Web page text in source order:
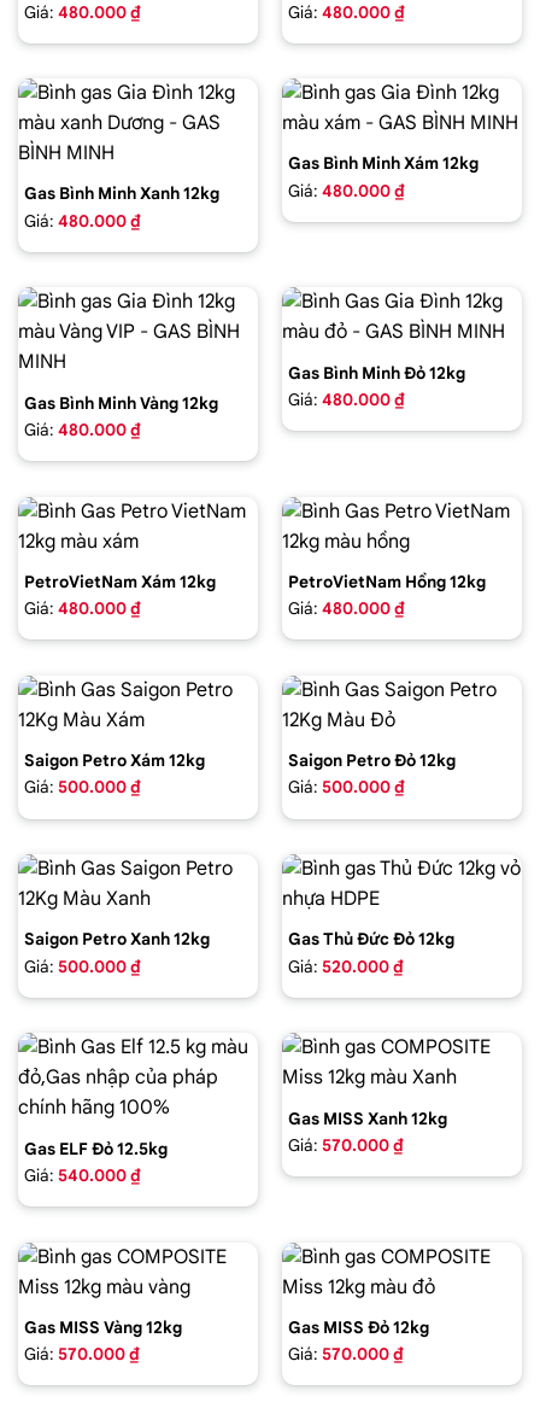
Giá: 480.000 ₫
Giá: 480.000 ₫
Gas Bình Minh Xanh 12kg
Giá: 480.000 ₫
Gas Bình Minh Xám 12kg
Giá: 480.000 ₫
Gas Bình Minh Vàng 12kg
Giá: 480.000 ₫
Gas Bình Minh Đỏ 12kg
Giá: 480.000 ₫
PetroVietNam Xám 12kg
Giá: 480.000 ₫
PetroVietNam Hồng 12kg
Giá: 480.000 ₫
Saigon Petro Xám 12kg
Giá: 500.000 ₫
Saigon Petro Đỏ 12kg
Giá: 500.000 ₫
Saigon Petro Xanh 12kg
Giá: 500.000 ₫
Gas Thủ Đức Đỏ 12kg
Giá: 520.000 ₫
Gas ELF Đỏ 12.5kg
Giá: 540.000 ₫
Gas MISS Xanh 12kg
Giá: 570.000 ₫
Gas MISS Vàng 12kg
Giá: 570.000 ₫
Gas MISS Đỏ 12kg
Giá: 570.000 ₫